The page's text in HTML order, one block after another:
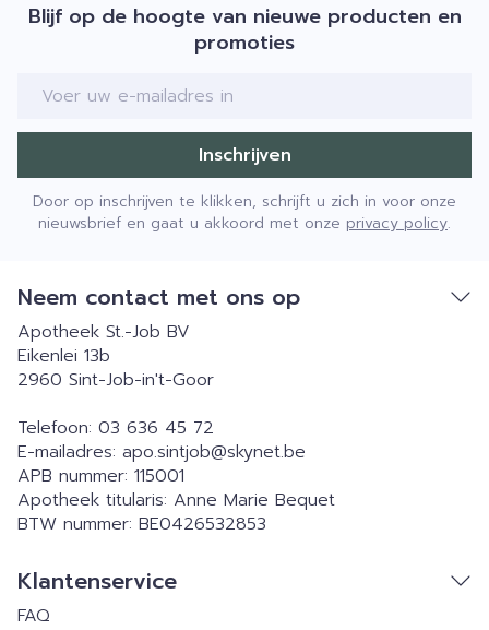
Blijf op de hoogte van nieuwe producten en
promoties
E-mail adres
Inschrijven
Door op inschrijven te klikken, schrijft u zich in voor onze
nieuwsbrief en gaat u akkoord met onze privacy policy.
Neem contact met ons op
Apotheek St.-Job BV
Eikenlei 13b
2960 Sint-Job-in't-Goor
Telefoon: 03 636 45 72
E-mailadres: apo.sintjob@skynet.be
APB nummer: 115001
Apotheek titularis: Anne Marie Bequet
BTW nummer: BE0426532853
Klantenservice
FAQ